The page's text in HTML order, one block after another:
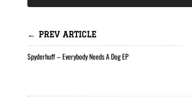
← PREV ARTICLE
Spyderhuff – Everybody Needs A Dog EP